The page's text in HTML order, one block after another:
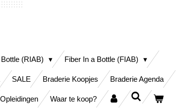
(RIAB) Fiber In a Bottle (FIAB)
SALE Braderie Koopjes Braderie Agenda
Opleidingen Waar te koop?